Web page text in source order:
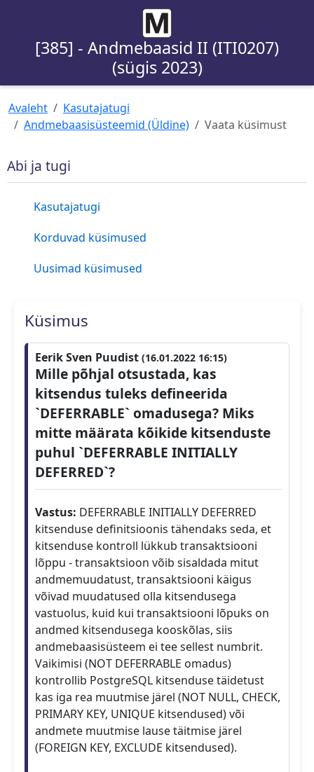
[385] - Andmebaasid II (ITI0207)
(sügis 2023)
Avaleht
Kasutajatugi
Andmebaasisüsteemid (Üldine)
Vaata küsimust
Abi ja tugi
Kasutajatugi
Korduvad küsimused
Uusimad küsimused
Küsimus
Eerik Sven Puudist (16.01.2022 16:15)
Mille põhjal otsustada, kas
kitsendus tuleks defineerida
`DEFERRABLE` omadusega? Miks
mitte määrata kõikide kitsenduste
puhul `DEFERRABLE INITIALLY
DEFERRED`?
Vastus: DEFERRABLE INITIALLY DEFERRED
kitsenduse definitsioonis tähendaks seda, et
kitsenduse kontroll lükkub transaktsiooni
lõppu - transaktsioon võib sisaldada mitut
andmemuudatust, transaktsiooni käigus
võivad muudatused olla kitsendusega
vastuolus, kuid kui transaktsiooni lõpuks on
andmed kitsendusega kooskõlas, siis
andmebaasisüsteem ei tee sellest numbrit.
Vaikimisi (NOT DEFERRABLE omadus)
kontrollib PostgreSQL kitsenduse täidetust
kas iga rea muutmise järel (NOT NULL, CHECK,
PRIMARY KEY, UNIQUE kitsendused) või
andmete muutmise lause täitmise järel
(FOREIGN KEY, EXCLUDE kitsendused).